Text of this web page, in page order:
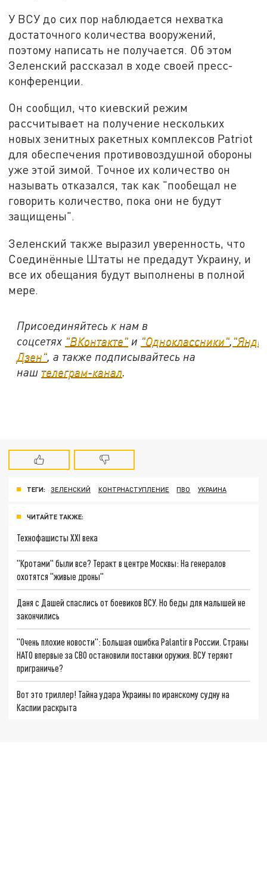
У ВСУ до сих пор наблюдается нехватка
достаточного количества вооружений,
поэтому написать не получается. Об этом
Зеленский рассказал в ходе своей пресс-
конференции.
Он сообщил, что киевский режим
рассчитывает на получение нескольких
новых зенитных ракетных комплексов Patriot
для обеспечения противовоздушной обороны
уже этой зимой. Точное их количество он
называть отказался, так как "пообещал не
говорить количество, пока они не будут
защищены".
Зеленский также выразил уверенность, что
Соединённые Штаты не предадут Украину, и
все их обещания будут выполнены в полной
мере.
Присоединяйтесь к нам в
соцсетях "ВКонтакте" и "Одноклассники",
Дзен", а также подписывайтесь на
наш телеграм-канал.
ТЕГИ: ЗЕЛЕНСКИЙ КОНТРНАСТУПЛЕНИЕ ПВО УКРАИНА
ЧИТАЙТЕ ТАКЖЕ:
Технофашисты XXI века
"Кротами" были все? Теракт в центре Москвы: На генералов
охотятся "живые дроны"
Даня с Дашей спаслись от боевиков ВСУ. Но беды для малышей не
закончились
"Очень плохие новости": Большая ошибка Palantir в России. Страны
НАТО впервые за СВО остановили поставки оружия. ВСУ теряют
приграничье?
Вот это триллер! Тайна удара Украины по иранскому судну на
Каспии раскрыта